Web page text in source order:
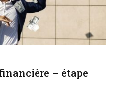
– étape